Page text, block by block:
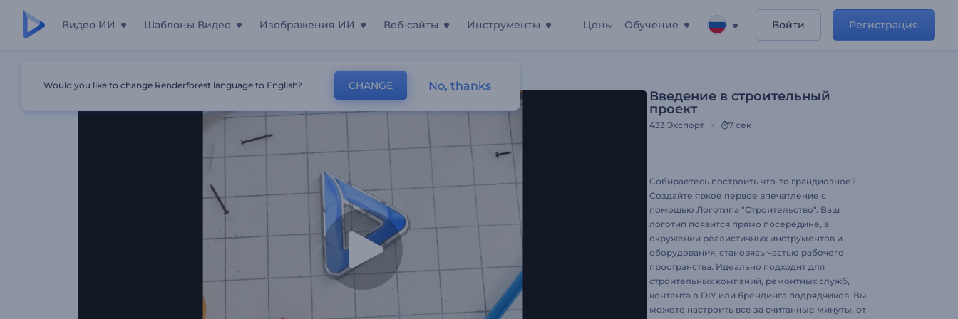
Видео ИИ Шаблоны Видео Изображения ИИ Веб-сайты Инструменты Цены Обучение Войти Регистрация
Введение в строительный
проект
433 Экспорт 7 сек
Собираетесь построить что-то грандиозное?
Создайте яркое первое впечатление с
помощью Логотипа "Строительство". Ваш
логотип появится прямо посередине, в
окружении реалистичных инструментов и
оборудования, становясь частью рабочего
пространства. Идеально подходит для
строительных компаний, ремонтных служб,
контента о DIY или брендинга подрядчиков. Вы
можете настроить все за считанные минуты, от
Would you like to change Renderforest language to English? CHANGE No, thanks